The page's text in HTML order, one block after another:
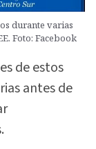
durante varias
Foto: Facebook
de estos
antes de